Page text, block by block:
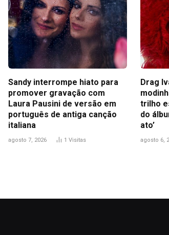
Sandy interrompe hiato para
promover gravação com
Laura Pausini de versão em
português de antiga canção
italiana
agosto 7, 2026 1 Visitas
Drag
trilho
do
ato’
agosto 6,